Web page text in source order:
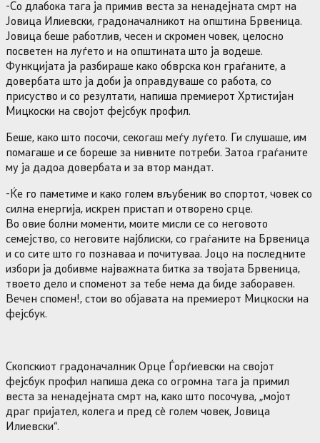
-Со длабока тага ја примив веста за ненадејната смрт на
Јовица Илиевски, градоначалникот на општина Брвеница.
Јовица беше работлив, чесен и скромен човек, целосно
посветен на луѓето и на општината што ја водеше.
Функцијата ја разбираше како обврска кон граѓаните, а
довербата што ја доби ја оправдуваше со работа, со
присуство и со резултати, напиша премиерот Хртистијан
Мицкоски на својот фејсбук профил.
Беше, како што посочи, секогаш меѓу луѓето. Ги слушаше, им
помагаше и се бореше за нивните потреби. Затоа граѓаните
му ја дадоа довербата и за втор мандат.
-Ќе го паметиме и како голем вљубеник во спортот, човек со
силна енергија, искрен пристап и отворено срце.
Во овие болни моменти, моите мисли се со неговото
семејство, со неговите најблиски, со граѓаните на Брвеница
и со сите што го познаваа и почитуваа. Јоцо на последните
избори ја добивме најважната битка за твојата Брвеница,
твоето дело и споменот за тебе нема да биде заборавен.
Вечен спомен!, стои во објавата на премиерот Мицкоски на
фејсбук.
Скопскиот градоначалник Орце Ѓорѓиевски на својот
фејсбук профил напиша дека со огромна тага ја примил
веста за ненадејната смрт на, како што посочува, „мојот
драг пријател, колега и пред сѐ голем човек, Јовица
Илиевски“.